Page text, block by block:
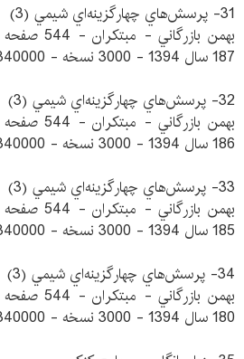
31- پرسش‌هاي چهارگزينه‌اي شيمي (3)
بهمن
187 سال 1394 - 3000 نسخه - 340000 ريال
32- پرسش‌هاي چهارگزينه‌اي شيمي (3)
بهمن
186 سال 1394 - 3000 نسخه - 340000 ريال
33- پرسش‌هاي چهارگزينه‌اي شيمي (3)
بهمن
185 سال 1394 - 3000 نسخه - 340000 ريال
34- پرسش‌هاي چهارگزينه‌اي شيمي (3)
بهمن
180 سال 1394 - 3000 نسخه - 340000 ريال